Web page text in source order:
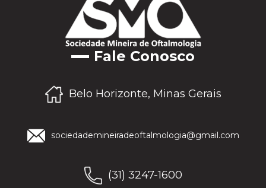
Fale Conosco
Belo Horizonte, Minas Gerais
sociedademineiradeoftalmologia@gmail.com
(31) 3247-1600